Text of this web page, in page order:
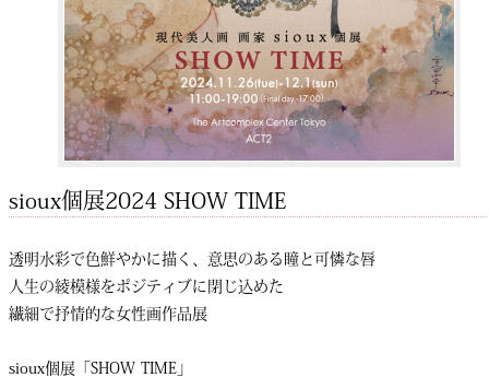
sioux個展2024 SHOW TIME
透明水彩で色鮮やかに描く、意思のある瞳と可憐な唇
人生の綾模様をポジティブに閉じ込めた
繊細で抒情的な女性画作品展
sioux個展「SHOW TIME」